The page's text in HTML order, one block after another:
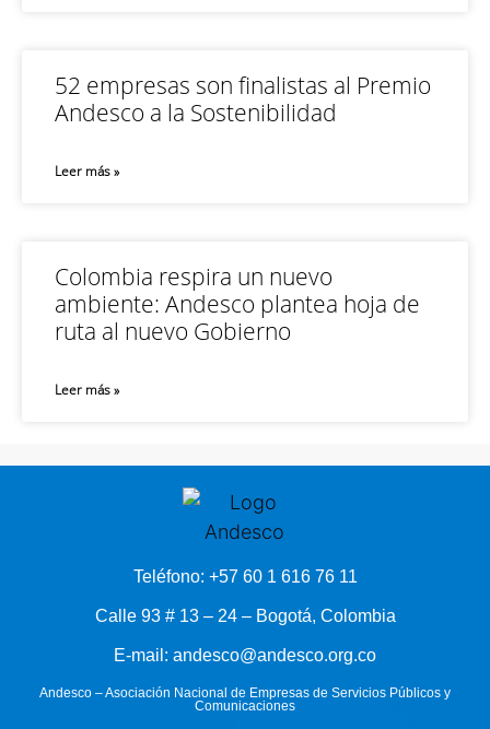
52 empresas son finalistas al Premio
Andesco a la Sostenibilidad
Leer más »
Colombia respira un nuevo
ambiente: Andesco plantea hoja de
ruta al nuevo Gobierno
Leer más »
Teléfono: +57 60 1 616 76 11
Calle 93 # 13 – 24 – Bogotá, Colombia
E-mail: andesco@andesco.org.co
Andesco – Asociación Nacional de Empresas de Servicios Públicos y
Comunicaciones